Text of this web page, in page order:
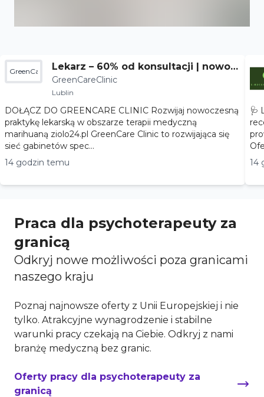
GreenCareClinicLekarz – 60% od konsultacji | nowoc
zesna terapia
GreenCareClinic
Lublin
DOŁĄCZ DO GREENCARE CLINIC Rozwijaj nowoczesną
praktykę lekarską w obszarze terapii medyczną
marihuaną ziolo24.pl GreenCare Clinic to rozwijająca się
sieć gabinetów spec...
14 godzin temu
🩺
14
Praca dla psychoterapeuty za
granicą
Odkryj nowe możliwości poza granicami
naszego kraju
Poznaj najnowsze oferty z Unii Europejskiej i nie
tylko. Atrakcyjne wynagrodzenie i stabilne
warunki pracy czekają na Ciebie. Odkryj z nami
branżę medyczną bez granic.
Oferty pracy dla psychoterapeuty za
granicą